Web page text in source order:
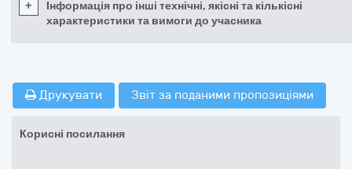
+
Інформація про інші технічні, якісні та кількісні
характеристики та вимоги до учасника
Друкувати Звіт за поданими пропозиціями
Корисні посилання